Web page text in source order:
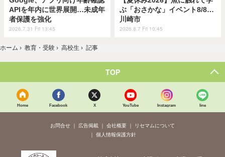
APIを年内に世界展開…未成年
者保護を強化
2026.7.31 Fri 13:45
ぶ「おさかな」イベント8/8…
川崎市
2026.8.7 Fri 10:45
ホーム › 教育・受験 › 高校生 › 記事
TOP
Home Facebook X YouTube Instagram line
お問合せ 広告掲載 会社概要
リセマムについて
個人情報保護方針